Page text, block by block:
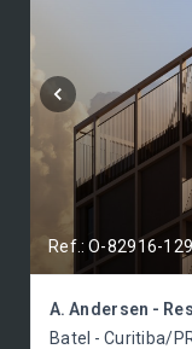
Ref.: O-82916-
A. Andersen -
Batel - Curitiba/